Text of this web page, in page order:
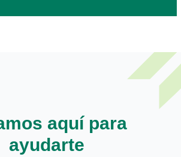
aquí para
ayudarte